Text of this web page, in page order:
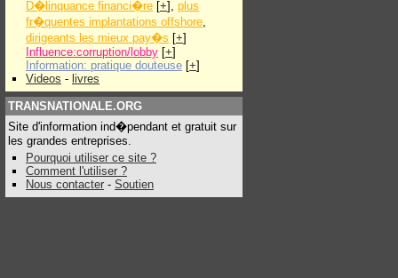
D�linquance financi�re [+], plus
fr�quentes implantations offshore,
dirigeants les mieux pay�s [+]
Influence:corruption/lobby [+]
Information: pratique douteuse [+]
Videos - livres
TRANSNATIONALE.ORG
Site d'information ind�pendant et gratuit sur
les grandes entreprises.
Pourquoi utiliser ce site ?
Comment l'utiliser ?
Nous contacter - Soutien